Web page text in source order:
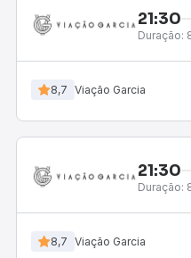
21:30
Duração:
8,7 Viação Garcia
21:30
Duração:
8,7 Viação Garcia